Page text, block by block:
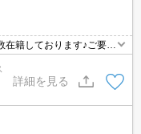
籍しております♪ご要望
費用クレジット支払可
一度も来店せずとも問
いる物件も全てご紹介可
付けください★南向きで
詳細を見る